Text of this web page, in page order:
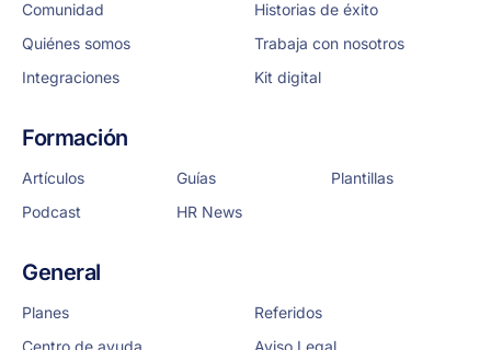
Comunidad
Historias de éxito
Quiénes somos
Trabaja con nosotros
Integraciones
Kit digital
Formación
Artículos Guías
Plantillas
Podcast
HR News
General
Planes
Referidos